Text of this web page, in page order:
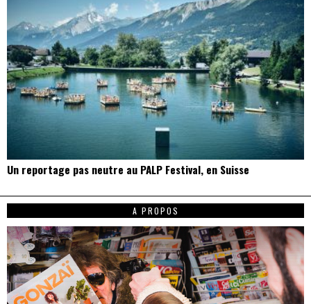
Un reportage pas neutre au PALP Festival, en Suisse
A PROPOS